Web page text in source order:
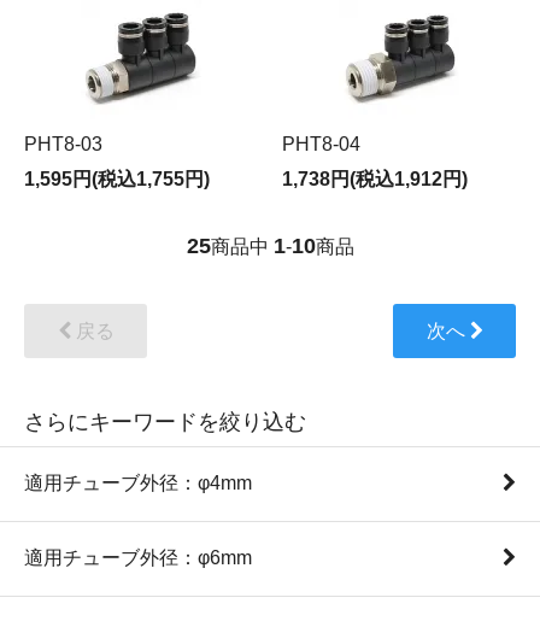
PHT8-03
1,595円(税込1,755円)
PHT8-04
1,738円(税込1,912円)
25商品中 1-10商品
戻る 次へ
さらにキーワードを絞り込む
適用チューブ外径：φ4mm
適用チューブ外径：φ6mm